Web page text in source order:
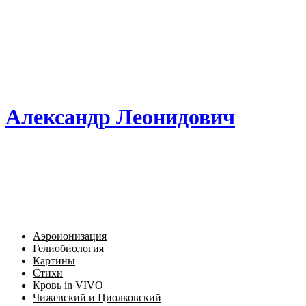
Александр Леонидович
Аэроионизация
Гелиобиология
Картины
Стихи
Кровь in VIVO
Чижевский и Циолковский